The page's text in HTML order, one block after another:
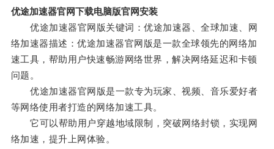
优途加速器官网下载电脑版官网安装
优途加速器官网版关键词：优途加速器、全球加速、网
络加速器描述：优途加速器官网版是一款全球领先的网络加
速工具，帮助用户快速畅游网络世界，解决网络延迟和卡顿
问题。
优途加速器官网版是一款专为玩家、视频、音乐爱好者
等网络使用者打造的网络加速工具。
它可以帮助用户穿越地域限制，突破网络封锁，实现网
络加速，提升上网体验。